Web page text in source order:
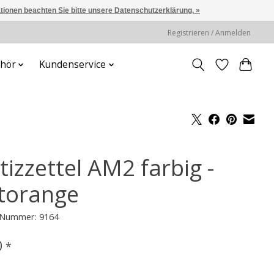
Registrieren / Anmelden
Kundenservice
AM2 farbig -
9164
*
beachten Sie bitte unsere Datenschutzerklärung. »